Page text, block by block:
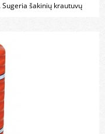
šakinių krautuvų